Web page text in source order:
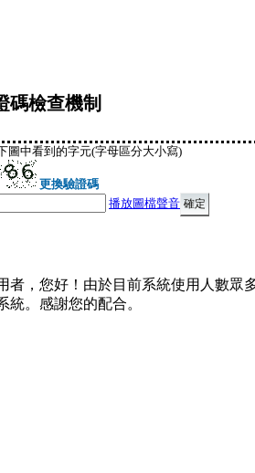
碼檢查機制
圖中看到的字元(字母區分大小寫)
更換驗證碼
播放圖檔聲音
者，您好！由於目前系統使用人數眾
統。感謝您的配合。